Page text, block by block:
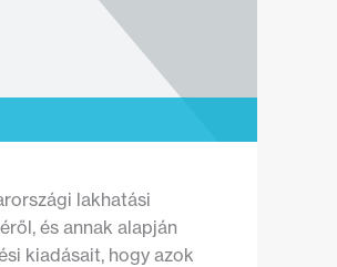
lakhatási
és annak alapján
kiadásait, hogy azok